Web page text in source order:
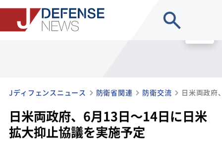
Jディフェンスニュース 防衛省関連 防衛交流
日米両政府、6月13日～14日に日米
拡大抑止協議を実施予定